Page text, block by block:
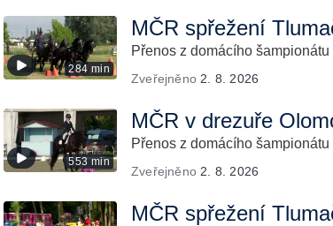
284 min
MČR spřežení
Přenos z domácího šampionátu
Zveřejněno 2. 8. 2026
553 min
MČR v drezuře
Přenos z domácího šampionátu
Zveřejněno 2. 8. 2026
MČR spřežení